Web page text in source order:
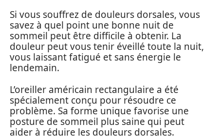
Si vous souffrez de douleurs dorsales, vous
savez à quel point une bonne nuit de
sommeil peut être difficile à obtenir. La
douleur peut vous tenir éveillé toute la nuit,
vous laissant fatigué et sans énergie le
lendemain.
L’oreiller américain rectangulaire a été
spécialement conçu pour résoudre ce
problème. Sa forme unique favorise une
posture de sommeil plus saine qui peut
aider à réduire les douleurs dorsales.